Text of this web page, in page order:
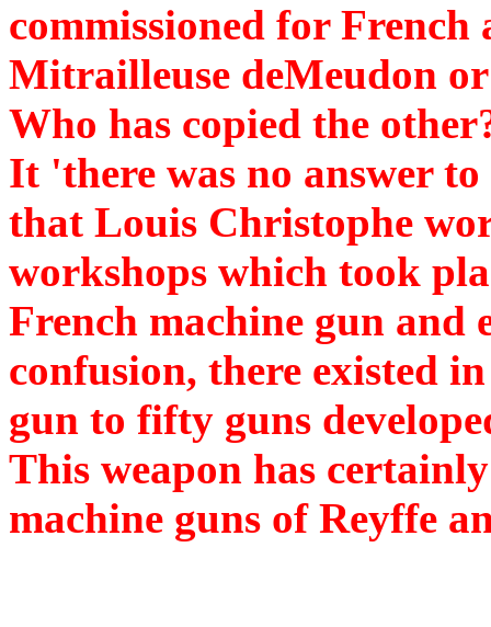
commissioned for
Mitrailleuse deMeudon
Who has copied the
It 'there was no answer
that Louis Christophe
workshops which took
French machine gun and
confusion, there existed
gun to fifty guns
This weapon has
machine guns of Reyffe